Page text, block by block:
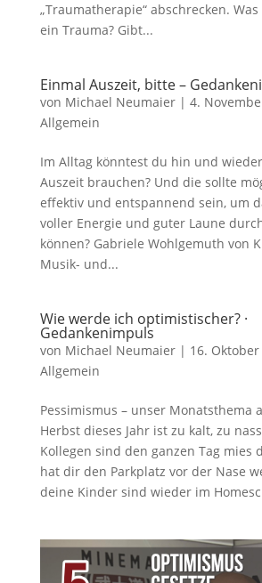
„Traumatherapie“ abschrecken.
ein Trauma? Gibt...
Einmal Auszeit, bitte –
von Michael Neumaier| 4.
Allgemein
Im Alltag könntest du hin und
Auszeit brauchen? Und die sollte
effektiv und entspannend sein, um
voller Energie und guter Laune
können? Gabriele Wohlgemuth von
Musik- und...
Wie werde ich optimistischer? ·
Gedankenimpuls
von Michael Neumaier| 16. Oktober
Allgemein
Pessimismus – unser Monatsthema
Herbst dieses Jahr ist zu kalt, zu
Kollegen sind den ganzen Tag mies
hat dir den Parkplatz vor der Nase
deine Kinder sind wieder im